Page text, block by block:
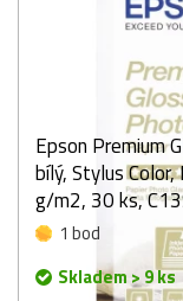
Epson Premium
bílý, Stylus
g/m2, 30 ks,
1 bod
Skladem > 9 ks